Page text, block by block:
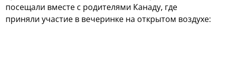
посещали вместе с родителями Канаду, где
приняли участие в вечеринке на открытом воздухе: